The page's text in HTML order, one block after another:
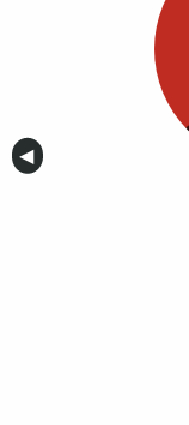
Anterior
◀︎